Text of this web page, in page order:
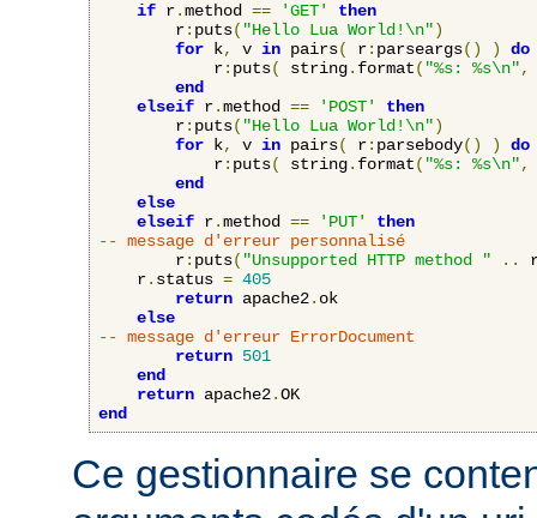
if r.method == 'GET'
then
    	r
: puts( "Hello Lua World!\n")
for k, v in pairs( r: parseargs() )
do
            r
: puts( string. format( "%s: %s\n",
end
elseif r.method == 'POST'
then
    	r
: puts( "Hello Lua World!\n")
for k, v in pairs( r: parsebody() )
do
            r
: puts( string. format( "%s: %s\n",
end
else
elseif r.method == 'PUT'
then
-- message d'erreur personnalisé
        r
: puts( "Unsupported HTTP method " ..
	r
. status = 405
return apache2. ok
else
-- message d'erreur ErrorDocument
return 501
end
return apache2.
end
Ce gestionnaire se